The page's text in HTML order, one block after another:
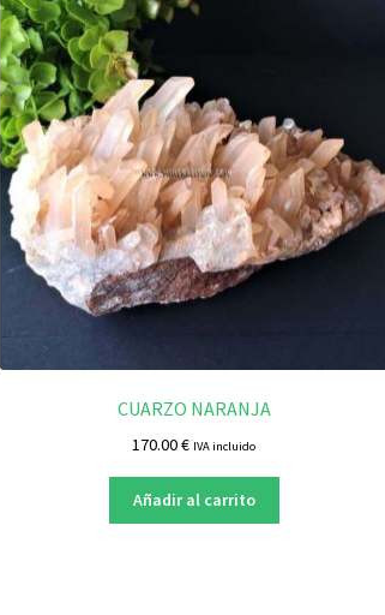
CUARZO NARANJA
170.00€ IVA incluido
Añadir al carrito